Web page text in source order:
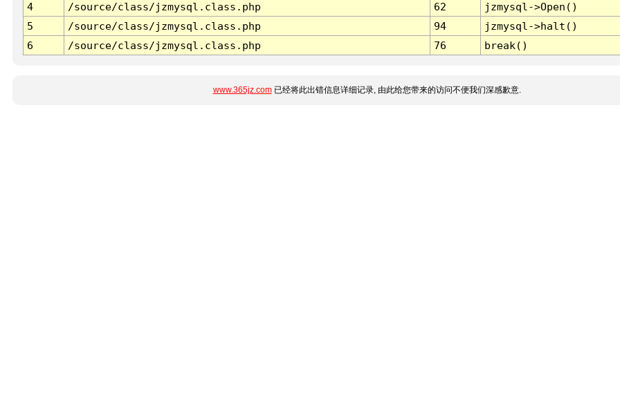
4
/source/class/jzmysql.class.php 62
jzmysql->Open()
5
/source/class/jzmysql.class.php 94
jzmysql->halt()
6
/source/class/jzmysql.class.php 76 break()
www.365jz.com已经将此出错信息详细记录, 由此给您带来的访问不便我们深感歉意.